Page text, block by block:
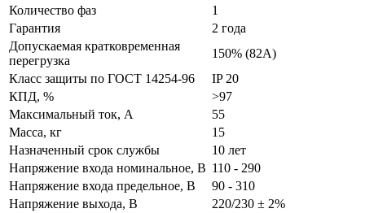
Количество фаз
1
Гарантия
2 года
Допускаемая кратковременная
перегрузка
150% (82А)
Класс защиты по ГОСТ 14254-96
IP 20
КПД, %
>97
Максимальный ток, А
55
Масса, кг
15
Назначенный срок службы
10 лет
Напряжение входа номинальное, В 110 - 290
Напряжение входа предельное, В
90 - 310
Напряжение выхода, В
220/230 ± 2%